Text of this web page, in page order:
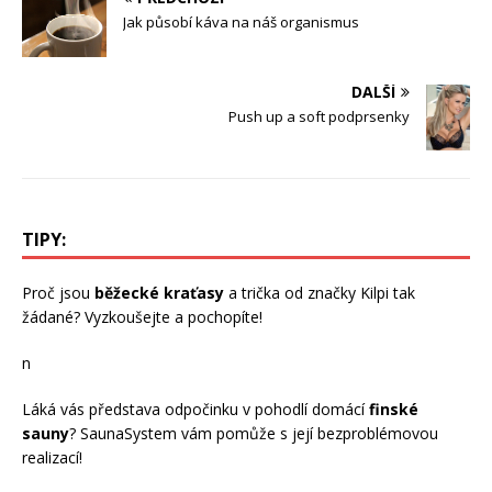
Jak působí káva na náš organismus
DALŠÍ
Push up a soft podprsenky
TIPY:
Proč jsou běžecké kraťasy a trička od značky Kilpi tak
žádané? Vyzkoušejte a pochopíte!
n
Láká vás představa odpočinku v pohodlí domácífinské
sauny? SaunaSystem vám pomůže s její bezproblémovou
realizací!